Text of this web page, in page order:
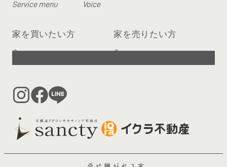
Service menu
Voice
家を買いたい方
へ
家を売りたい方
へ